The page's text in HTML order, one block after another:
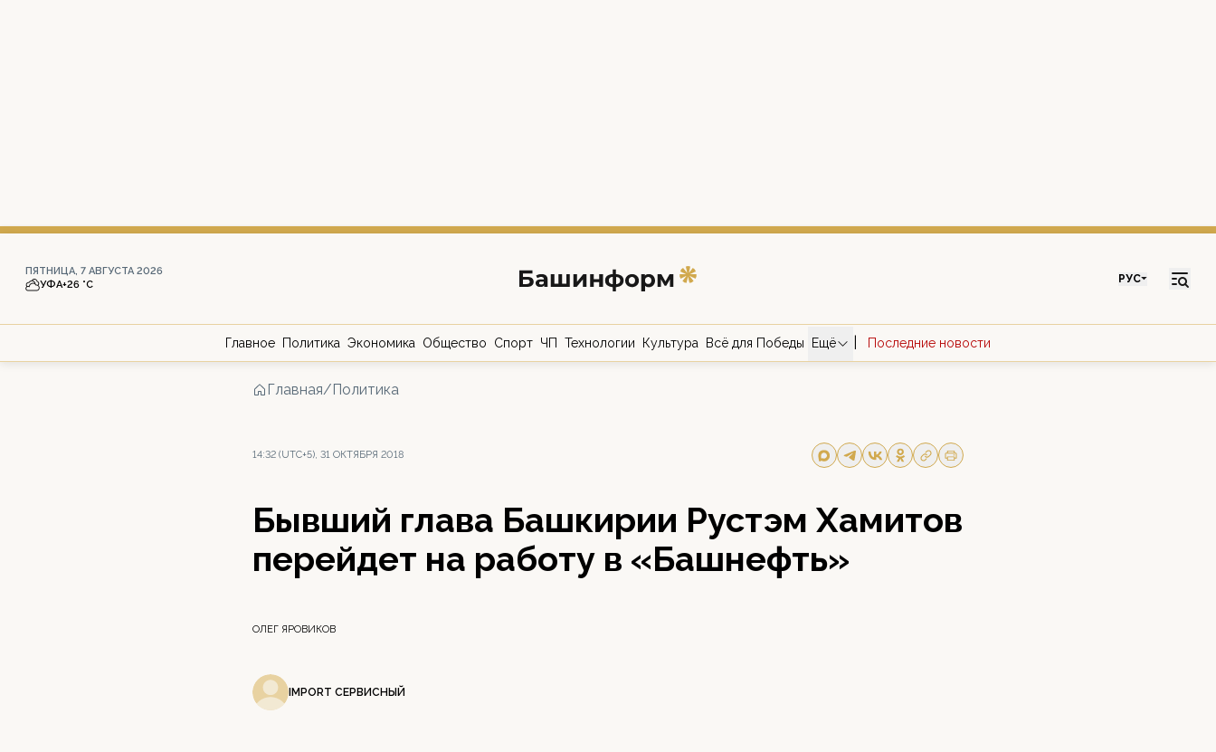
ПЯТНИЦА, 7 АВГУСТА 2026
УФА+26 °С РУС
Главное Политика Экономика Общество Спорт ЧП Технологии Культура Всё для Победы Ещё Последние новости
Главная/Политика
14:32 (UTC+5), 31 ОКТЯБРЯ 2018
Бывший глава Башкирии Рустэм Хамитов
перейдет на работу в «Башнефть»
ОЛЕГ ЯРОВИКОВ
IMPORT СЕРВИСНЫЙ